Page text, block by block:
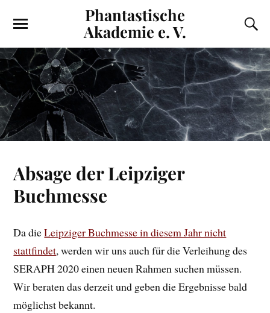
Phantastische
Akademie e. V.
Absage der Leipziger
Buchmesse
Da dieLeipziger Buchmesse in diesem Jahr nicht
stattfindet, werden wir uns auch für die Verleihung des
SERAPH 2020 einen neuen Rahmen suchen müssen.
Wir beraten das derzeit und geben die Ergebnisse bald
möglichst bekannt.